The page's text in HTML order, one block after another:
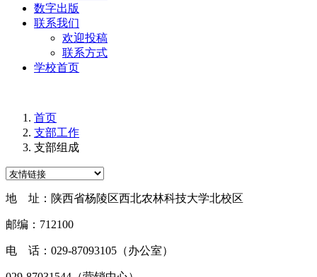
数字出版
联系我们
欢迎投稿
联系方式
学校首页
首页
支部工作
支部组成
地 址：陕西省杨陵区西北农林科技大学北校区
邮编：712100
电 话：029-87093105（办公室）